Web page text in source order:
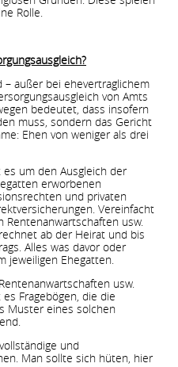
Rolle.
– außer bei ehevertraglichem
von Amts
bedeutet, dass insofern
muss, sondern das Gericht
Ehen von weniger als drei
um den Ausgleich der
erworbenen
und privaten
Vereinfacht
usw.
ab der Heirat und bis
Alles was davor oder
jeweiligen Ehegatten.
usw.
Fragebögen, die die
Muster eines solchen
und
Man sollte sich hüten, hier